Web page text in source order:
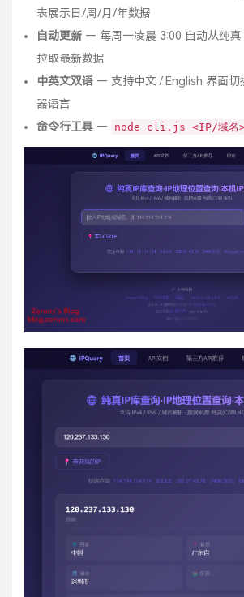
表展示日/周/月/年数据
自动更新 — 每周一凌晨 3:00 自动从纯
拉取最新数据
中英文双语 — 支持中文 / English 界面切
器语言
命令行工具 — node cli.js <IP/域名